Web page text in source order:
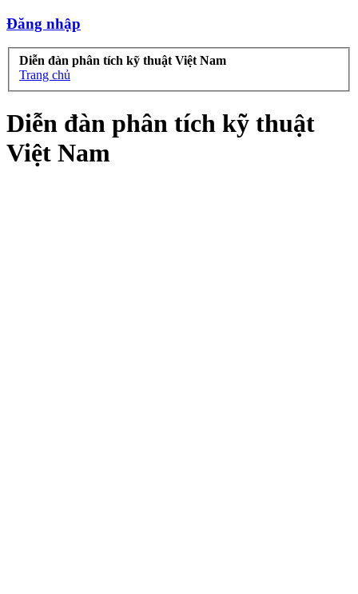
Đăng nhập
Diễn đàn phân tích kỹ thuật Việt Nam
Trang chủ
Diễn đàn phân tích kỹ thuật
Việt Nam